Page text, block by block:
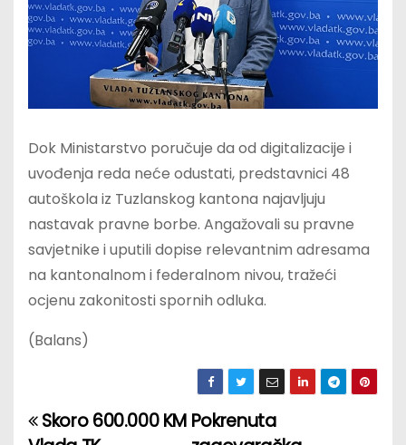
Dok Ministarstvo poručuje da od digitalizacije i
uvođenja reda neće odustati, predstavnici 48
autoškola iz Tuzlanskog kantona najavljuju
nastavak pravne borbe. Angažovali su pravne
savjetnike i uputili dopise relevantnim adresama
na kantonalnom i federalnom nivou, tražeći
ocjenu zakonitosti spornih odluka.
(Balans)
P
Pokrenuta
Skoro 600.000 KM